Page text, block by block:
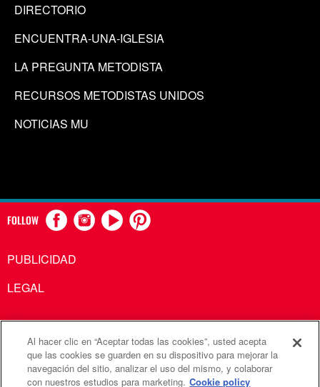
DIRECTORIO
ENCUENTRA-UNA-IGLESIA
LA PREGUNTA METODISTA
RECURSOS METODISTAS UNIDOS
NOTICIAS MU
FOLLOW
PUBLICIDAD
LEGAL
Comunicaciones Metodistas Unidas es una agencia de la
Iglesia Metodista Unida
Al hacer clic en “Aceptar todas las cookies”, usted acepta
que las cookies se guarden en su dispositivo para mejorar la
navegación del sitio, analizar el uso del mismo, y colaborar
con nuestros estudios para marketing. Cookie policy